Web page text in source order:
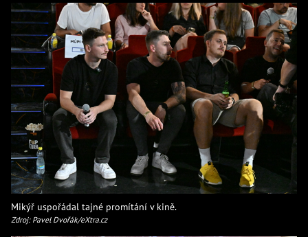
Mikýř uspořádal tajné promítání v kině.
Zdroj: Pavel Dvořák/eXtra.cz